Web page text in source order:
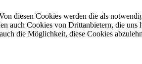
diesen Cookies werden die als
auch Cookies von Drittanbietern, die uns
die Möglichkeit, diese Cookies